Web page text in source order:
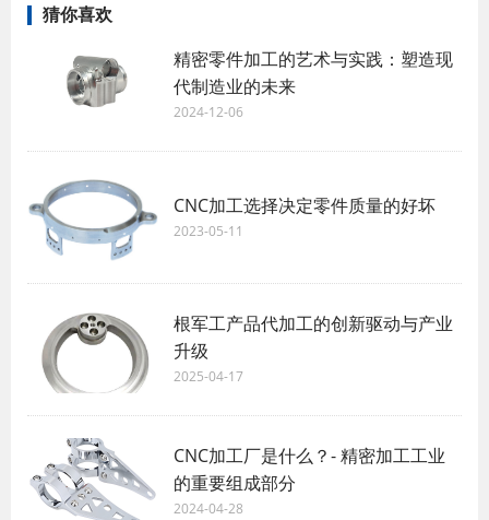
猜你喜欢
精密零件加工的艺术与实践：塑造现
代制造业的未来
2024-12-06
CNC加工选择决定零件质量的好坏
2023-05-11
根军工产品代加工的创新驱动与产业
升级
2025-04-17
CNC加工厂是什么？- 精密加工工业
的重要组成部分
2024-04-28